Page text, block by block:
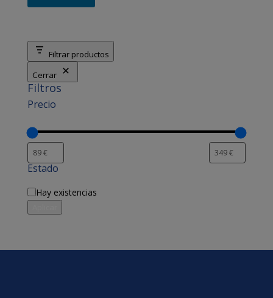
Filtrar productos
Cerrar
Filtros
Precio
Estado
Disponibilidad
Hay existencias